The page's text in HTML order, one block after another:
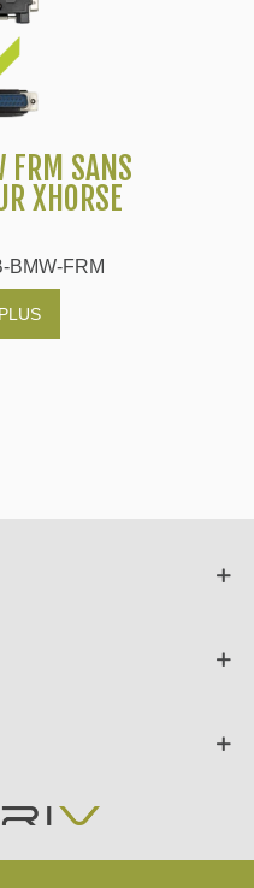
FRM SANS
XHORSE
BMW-FRM